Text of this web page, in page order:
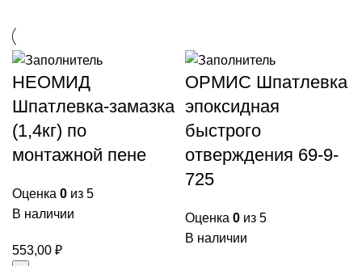
НЕОМИД
Шпатлевка-замазка
(1,4кг) по
монтажной пене
Оценка 0 из 5
В наличии
553,00 ₽
ОРМИС Шпатлевка
эпоксидная
быстрого
отверждения 69-9-
725
Оценка 0 из 5
В наличии